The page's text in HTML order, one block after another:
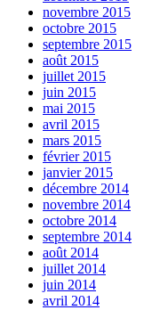
novembre 2015
octobre 2015
septembre 2015
août 2015
juillet 2015
juin 2015
mai 2015
avril 2015
mars 2015
février 2015
janvier 2015
décembre 2014
novembre 2014
octobre 2014
septembre 2014
août 2014
juillet 2014
juin 2014
avril 2014